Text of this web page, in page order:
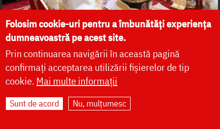
Folosim cookie-uri pentru a îmbunătăți experiența
dumneavoastră pe acest site.
Prin continuarea navigării în această pagină
confirmați acceptarea utilizării fișierelor de tip
cookie. Mai multe informații
Sunt de acord Nu, mulțumesc